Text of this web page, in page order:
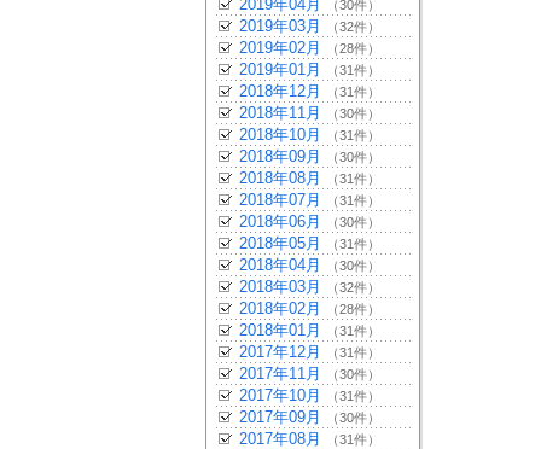
2019年04月 （30件）
2019年03月 （32件）
2019年02月 （28件）
2019年01月 （31件）
2018年12月 （31件）
2018年11月 （30件）
2018年10月 （31件）
2018年09月 （30件）
2018年08月 （31件）
2018年07月 （31件）
2018年06月 （30件）
2018年05月 （31件）
2018年04月 （30件）
2018年03月 （32件）
2018年02月 （28件）
2018年01月 （31件）
2017年12月 （31件）
2017年11月 （30件）
2017年10月 （31件）
2017年09月 （30件）
2017年08月 （31件）